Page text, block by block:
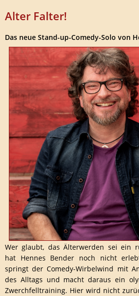
Alter Falter!
Das neue Stand-up-Comedy-Solo von
Wer glaubt, das Älterwerden sei ein
hat Hennes Bender noch nicht
springt der Comedy-Wirbelwind mit
des Alltags und macht daraus ein
Zwerchfelltraining. Hier wird nicht